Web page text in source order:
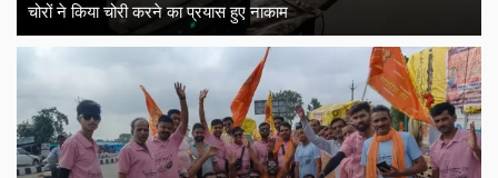
चोरों ने किया चोरी करने का प्रयास हुए नाकाम